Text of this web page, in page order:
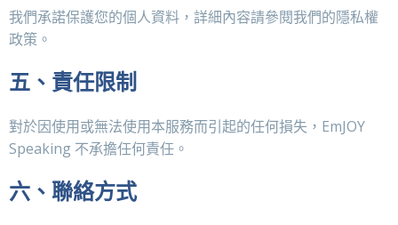
我們承諾保護您的個人資料，詳細內容請參閱我們的隱私權
政策。
五、責任限制
對於因使用或無法使用本服務而引起的任何損失，EmJOY
Speaking 不承擔任何責任。
六、聯絡方式